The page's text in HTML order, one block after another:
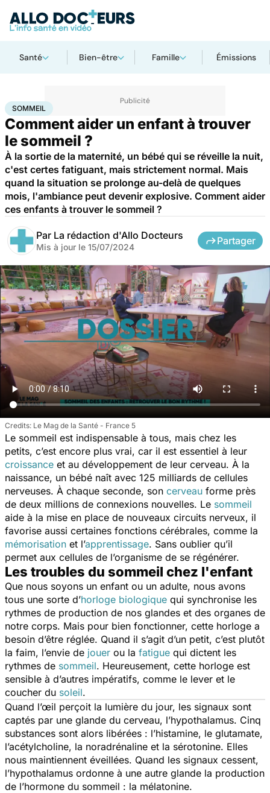
Santé Bien-être Famille Émissions
AccueilFamille
SOMMEIL
Comment aider un enfant à trouver
le sommeil ?
À la sortie de la maternité, un bébé qui se réveille la nuit,
c'est certes fatiguant, mais strictement normal. Mais
quand la situation se prolonge au-delà de quelques
mois, l'ambiance peut devenir explosive. Comment aider
ces enfants à trouver le sommeil ?
Par La rédaction d'Allo Docteurs
Mis à jour le 15/07/2024
Partager
Le Mag de la Santé - France 5
Le sommeil est indispensable à tous, mais chez les
petits, c’est encore plus vrai, car il est essentiel à leur
croissance et au développement de leur cerveau. À la
naissance, un bébé naît avec 125 milliards de cellules
nerveuses. À chaque seconde, son cerveau forme près
de deux millions de connexions nouvelles. Le sommeil
aide à la mise en place de nouveaux circuits nerveux, il
favorise aussi certaines fonctions cérébrales, comme la
mémorisation et l’apprentissage. Sans oublier qu’il
permet aux cellules de l’organisme de se régénérer.
Les troubles du sommeil chez l'enfant
Que nous soyons un enfant ou un adulte, nous avons
tous une sorte d’horloge biologique qui synchronise les
rythmes de production de nos glandes et des organes de
notre corps. Mais pour bien fonctionner, cette horloge a
besoin d’être réglée. Quand il s’agit d’un petit, c’est plutôt
la faim, l’envie de jouer ou la fatigue qui dictent les
rythmes de sommeil. Heureusement, cette horloge est
sensible à d’autres impératifs, comme le lever et le
coucher du soleil.
Quand l’œil perçoit la lumière du jour, les signaux sont
captés par une glande du cerveau, l’hypothalamus. Cinq
substances sont alors libérées : l’histamine, le glutamate,
l’acétylcholine, la noradrénaline et la sérotonine. Elles
nous maintiennent éveillées. Quand les signaux cessent,
l’hypothalamus ordonne à une autre glande la production
de l’hormone du sommeil : la mélatonine.